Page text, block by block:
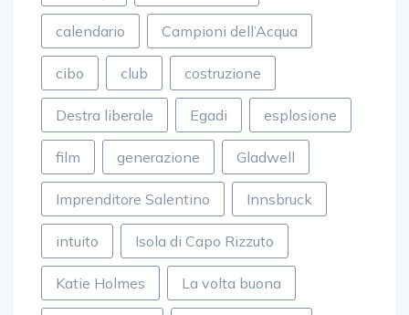
calendario Campioni dell’Acqua
cibo club costruzione
Destra liberale Egadi esplosione
film generazione Gladwell
Imprenditore Salentino Innsbruck
intuito Isola di Capo Rizzuto
Katie Holmes La volta buona